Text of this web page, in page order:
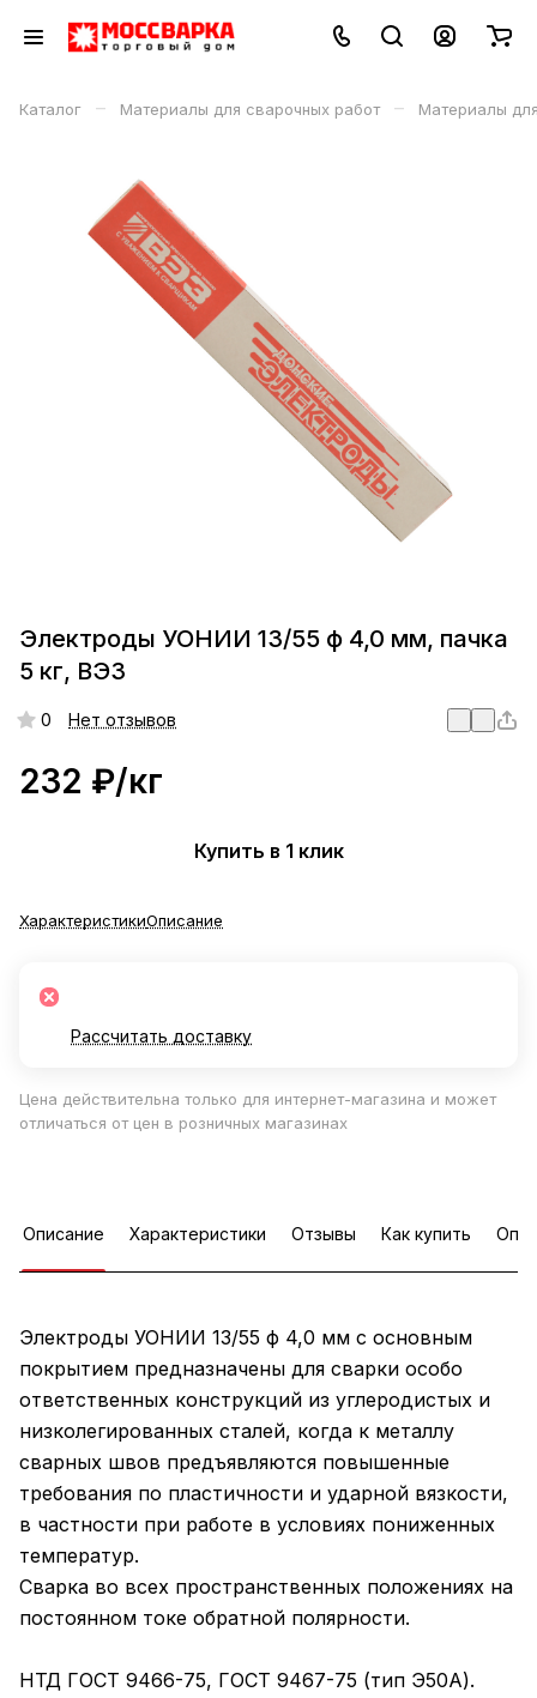
Каталог – Материалы для сварочных работ – Материалы
Электроды УОНИИ 13/55 ф 4,0 мм, пачка
5 кг, ВЭЗ
0 Нет отзывов
232 ₽/кг
Купить в 1 клик
ХарактеристикиОписание
Рассчитать доставку
Цена действительна только для интернет-магазина и может
отличаться от цен в розничных магазинах
Описание Характеристики Отзывы Как купить
Электроды УОНИИ 13/55 ф 4,0 мм с основным
покрытием предназначены для сварки особо
ответственных конструкций из углеродистых и
низколегированных сталей, когда к металлу
сварных швов предъявляются повышенные
требования по пластичности и ударной вязкости,
в частности при работе в условиях пониженных
температур.
Сварка во всех пространственных положениях на
постоянном токе обратной полярности.
НТД ГОСТ 9466-75, ГОСТ 9467-75 (тип Э50А).